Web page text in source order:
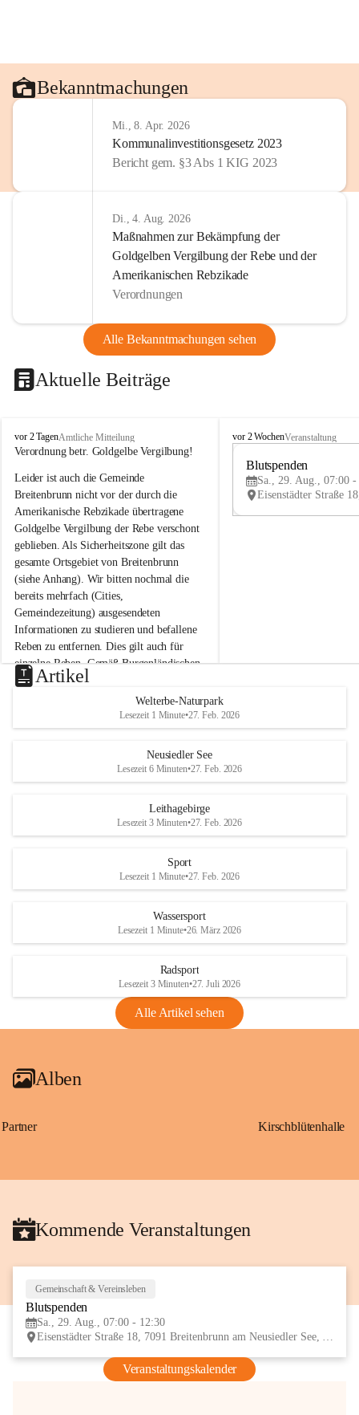
Bekanntmachungen
Mi., 8. Apr. 2026
Kommunalinvestitionsgesetz 2023
Bericht gem. §3 Abs 1 KIG 2023
Di., 4. Aug. 2026
Maßnahmen zur Bekämpfung der
Goldgelben Vergilbung der Rebe und der
Amerikanischen Rebzikade
Verordnungen
Alle Bekanntmachungen sehen
Aktuelle Beiträge
B
r
i
t
e
n
b
r
u
n
n
a
m
N
e
u
s
d
S
vor 2 TagenAmtliche Mitteilung
Verordnung betr. Goldgelbe Vergilbung!
Leider ist auch die Gemeinde
Breitenbrunn nicht vor der durch die
Amerikanische Rebzikade übertragene
Goldgelbe Vergilbung der Rebe verschont
geblieben. Als Sicherheitszone gilt das
gesamte Ortsgebiet von Breitenbrunn
(siehe Anhang). Wir bitten nochmal die
bereits mehrfach (Cities,
Gemeindezeitung) ausgesendeten
Informationen zu studieren und befallene
Reben zu entfernen. Dies gilt auch für
einzelne Reben. Gemäß Burgenländischen
Weinbaugesetz sind nicht gepflegte oder
unzulässige Weingärten zu roden! Bitte
helfen wir zusammen um unsere Winzer
vor den prognostizierten Ernteausfällen
und den daraus folgenden wirtschaftlichen
Maßnahmen zur Bekämpfung
Rebe und der Amerikanischen
Anhang VBl. EU Nr. 18
1 Seite•1,4 MB
VBl. EU Nr. 18_2026
B
e
u
e
d
r
S
vor 2 WochenVeranstaltung
Blutspenden
Sa., 29. Aug., 07:00 -
Artikel
Welterbe-Naturpark
Lesezeit 1 Minute•27. Feb. 2026
Neusiedler See
Lesezeit 6 Minuten•27. Feb. 2026
Leithagebirge
Lesezeit 3 Minuten•27. Feb. 2026
Sport
Lesezeit 1 Minute•27. Feb. 2026
Wassersport
Lesezeit 1 Minute•26. März 2026
Radsport
Lesezeit 3 Minuten•27. Juli 2026
Alle Artikel sehen
Alben
Partner Kirschblütenhalle
Kommende Veranstaltungen
Gemeinschaft & Vereinsleben
Blutspenden
Sa., 29. Aug., 07:00 - 12:30
Eisenstädter Straße 18, 7091 Breitenbrunn am Neusiedler See, AUT
Veranstaltungskalender